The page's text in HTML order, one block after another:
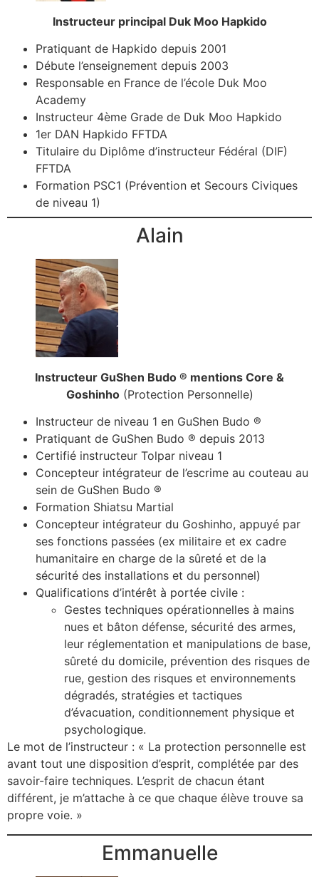
Instructeur principal Duk Moo Hapkido
Pratiquant de Hapkido depuis 2001
Débute l’enseignement depuis 2003
Responsable en France de l’école Duk Moo
Academy
Instructeur 4ème Grade de Duk Moo Hapkido
1er DAN Hapkido FFTDA
Titulaire du Diplôme d’instructeur Fédéral (DIF)
FFTDA
Formation PSC1 (Prévention et Secours Civiques
de niveau 1)
Alain
Instructeur GuShen Budo ® mentions Core &
Goshinho(Protection Personnelle)
Instructeur de niveau 1 en GuShen Budo ®
Pratiquant de GuShen Budo ® depuis 2013
Certifié instructeur Tolpar niveau 1
Concepteur intégrateur de l’escrime au couteau au
sein de GuShen Budo ®
Formation Shiatsu Martial
Concepteur intégrateur du Goshinho, appuyé par
ses fonctions passées (ex militaire et ex cadre
humanitaire en charge de la sûreté et de la
sécurité des installations et du personnel)
Qualifications d’intérêt à portée civile :
Gestes techniques opérationnelles à mains
nues et bâton défense, sécurité des armes,
leur réglementation et manipulations de base,
sûreté du domicile, prévention des risques de
rue, gestion des risques et environnements
dégradés, stratégies et tactiques
d’évacuation, conditionnement physique et
psychologique.
Le mot de l’instructeur : « La protection personnelle est
avant tout une disposition d’esprit, complétée par des
savoir-faire techniques. L’esprit de chacun étant
différent, je m’attache à ce que chaque élève trouve sa
propre voie. »
Emmanuelle